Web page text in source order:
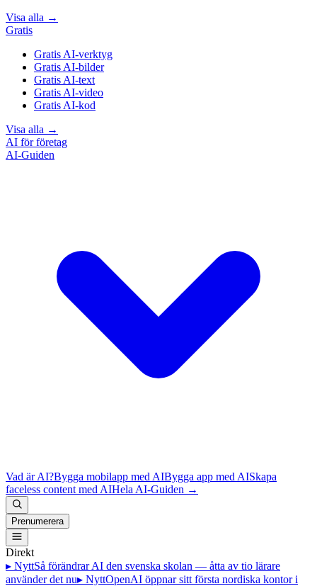
Visa alla →
Gratis
Gratis AI-verktyg
Gratis AI-bilder
Gratis AI-text
Gratis AI-video
Gratis AI-kod
Visa alla →
AI för företag
AI-Guiden
Vad är AI?Bygga mobilapp med AIBygga app med AISkapa
faceless content med AIHela AI-Guiden →
Prenumerera
Direkt
▸ NyttSå förändrar AI den svenska skolan — åtta av tio lärare
använder det nu▸ NyttOpenAI öppnar sitt första nordiska kontor i